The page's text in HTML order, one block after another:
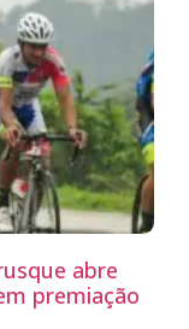
abre
premiação